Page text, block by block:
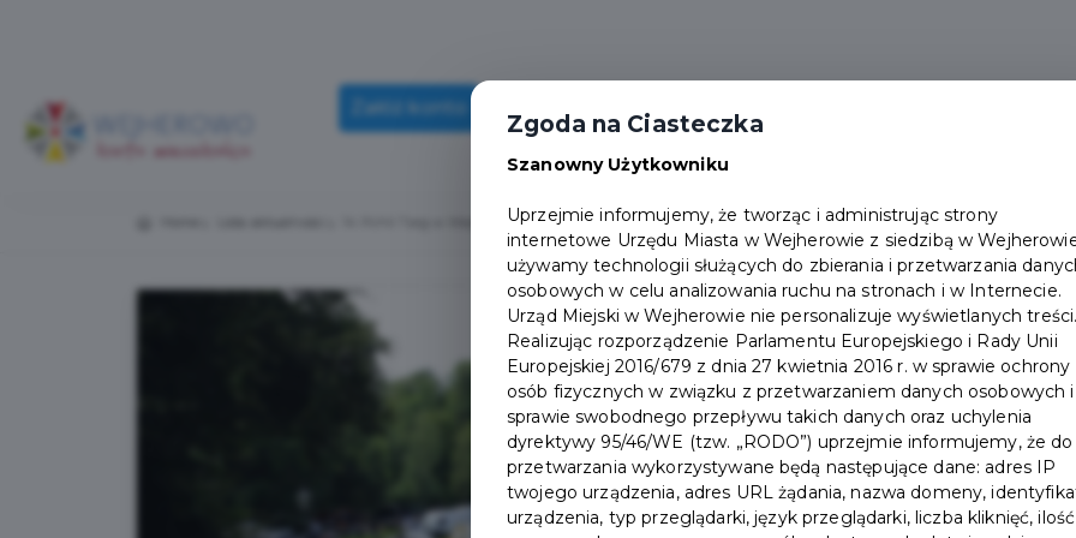
Załóż konto
Punkty obsługi
14 Pchli Targ w Wejherowie
Zgoda na Ciasteczka
Szanowny Użytkowniku
Uprzejmie informujemy, że tworząc i administrując strony
internetowe Urzędu Miasta w Wejherowie z siedzibą w
używamy technologii służących do zbierania i przetwarzania
osobowych w celu analizowania ruchu na stronach i w Internecie.
Urząd Miejski w Wejherowie nie personalizuje wyświetlanych treści.
Realizując rozporządzenie Parlamentu Europejskiego i Rady Unii
Europejskiej 2016/679 z dnia 27 kwietnia 2016 r. w sprawie ochrony
osób fizycznych w związku z przetwarzaniem danych osobowych
sprawie swobodnego przepływu takich danych oraz uchylenia
dyrektywy 95/46/WE (tzw. „RODO”) uprzejmie informujemy, że do
przetwarzania wykorzystywane będą następujące dane: adres IP
twojego urządzenia, adres URL żądania, nazwa domeny,
urządzenia, typ przeglądarki, język przeglądarki, liczba kliknięć, ilość